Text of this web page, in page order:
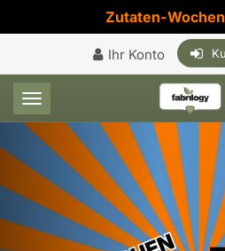
Zutaten-
Ihr Konto
Toggle navigation